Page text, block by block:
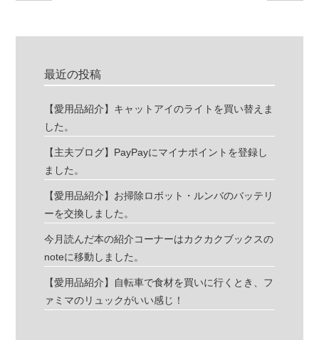
最近の投稿
【愛用品紹介】キャットアイのライトを買い替えま
した。
【主夫ブログ】PayPayにマイナポイントを登録し
ました。
【愛用品紹介】お掃除ロボット・ルンバのバッテリ
ーを交換しました。
今月読んだ本の紹介コーナーはカクカクブックスの
noteに移動しました。
【愛用品紹介】自転車で食材を買いに行くとき、フ
ァミマのリュックがいい感じ！